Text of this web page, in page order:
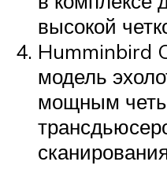
высокой
Humminbird
модель
мощным